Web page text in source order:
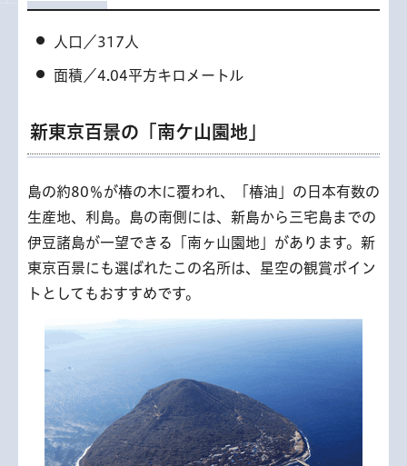
人口／317人
面積／4.04平方キロメートル
新東京百景の「南ケ山園地」
島の約80％が椿の木に覆われ、「椿油」の日本有数の
生産地、利島。島の南側には、新島から三宅島までの
伊豆諸島が一望できる「南ヶ山園地」があります。新
東京百景にも選ばれたこの名所は、星空の観賞ポイン
トとしてもおすすめです。